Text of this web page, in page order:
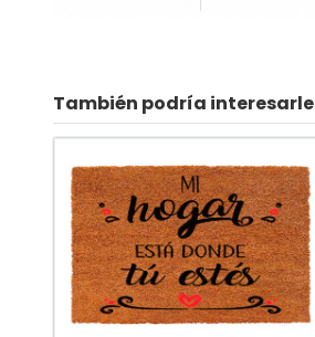
También podría interesarle